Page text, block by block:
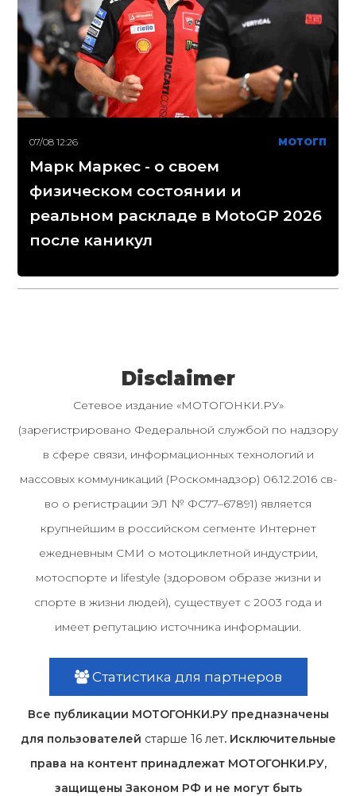
07/08 12:26 МОТОГП
Марк Маркес - о своем
физическом состоянии и
реальном раскладе в MotoGP 2026
после каникул
Disclaimer
Сетевое издание «МОТОГОНКИ.РУ»
(зарегистрировано Федеральной службой по надзору
в сфере связи, информационных технологий и
массовых коммуникаций (Роскомнадзор) 06.12.2016 св-
во о регистрации ЭЛ № ФС77–67891) является
крупнейшим в российском сегменте Интернет
ежедневным СМИ о мотоциклетной индустрии,
мотоспорте и lifestyle (здоровом образе жизни и
спорте в жизни людей), существует с 2003 года и
имеет репутацию источника информации.
Статистика для партнеров
Все публикации МОТОГОНКИ.РУ предназначены
для пользователей старше 16 лет. Исключительные
права на контент принадлежат МОТОГОНКИ.РУ,
защищены Законом РФ и не могут быть